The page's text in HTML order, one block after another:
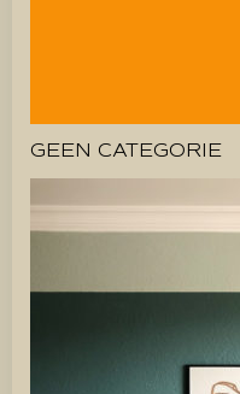
GEEN CATEGORIE